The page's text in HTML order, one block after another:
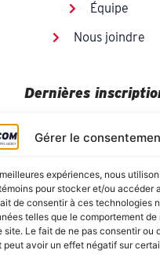
Gérer le
expériences, nous
pour stocker et/ou accéder
de consentir à ces technologies
telles que le comportement de
site. Le fait de ne pas consentir ou
peut avoir un effet négatif sur
Équipe
Nous joindre
Dernières